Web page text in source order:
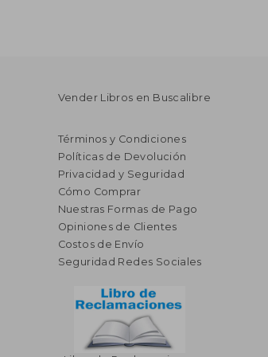
Vender Libros en Buscalibre
Términos y Condiciones
Políticas de Devolución
Privacidad y Seguridad
Cómo Comprar
Nuestras Formas de Pago
Opiniones de Clientes
Costos de Envío
Seguridad Redes Sociales